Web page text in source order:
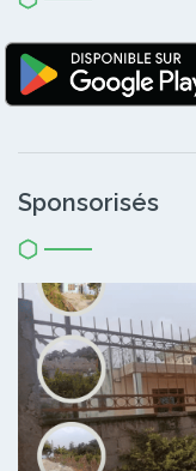
Sponsorisés